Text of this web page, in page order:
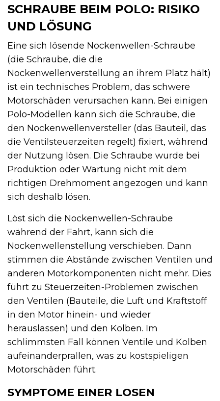
SCHRAUBE BEIM POLO: RISIKO
UND LÖSUNG
Eine sich lösende Nockenwellen-Schraube
(die Schraube, die die
Nockenwellenverstellung an ihrem Platz hält)
ist ein technisches Problem, das schwere
Motorschäden verursachen kann. Bei einigen
Polo-Modellen kann sich die Schraube, die
den Nockenwellenversteller (das Bauteil, das
die Ventilsteuerzeiten regelt) fixiert, während
der Nutzung lösen. Die Schraube wurde bei
Produktion oder Wartung nicht mit dem
richtigen Drehmoment angezogen und kann
sich deshalb lösen.
Löst sich die Nockenwellen-Schraube
während der Fahrt, kann sich die
Nockenwellenstellung verschieben. Dann
stimmen die Abstände zwischen Ventilen und
anderen Motorkomponenten nicht mehr. Dies
führt zu Steuerzeiten-Problemen zwischen
den Ventilen (Bauteile, die Luft und Kraftstoff
in den Motor hinein- und wieder
herauslassen) und den Kolben. Im
schlimmsten Fall können Ventile und Kolben
aufeinanderprallen, was zu kostspieligen
Motorschäden führt.
SYMPTOME EINER LOSEN